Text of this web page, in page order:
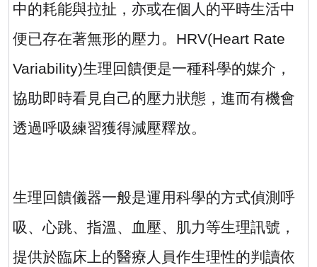
中的耗能與拉扯，亦或在個人的平時生活中
便已存在著無形的壓力。 HRV(Heart Rate
Variability)生理回饋便是一種科學的媒介，
協助即時看見自己的壓力狀態，進而有機會
透過呼吸練習獲得減壓釋放。
生理回饋儀器一般是運用科學的方式偵測呼
吸、心跳、指溫、血壓、肌力等生理訊號，
提供於臨床上的醫療人員作生理性的判讀依